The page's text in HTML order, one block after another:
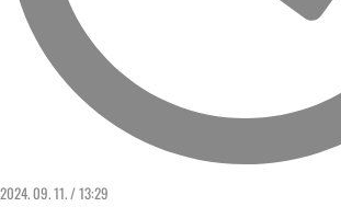
2024. 09. 11. / 13:29